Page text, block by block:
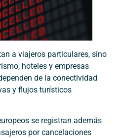
a viajeros particulares, sino
hoteles y empresas
de la conectividad
y flujos turísticos
se registran además
por cancelaciones